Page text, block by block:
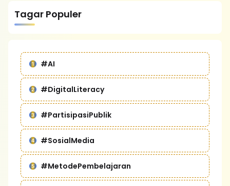
Tagar Populer
#AI
#DigitalLiteracy
#PartisipasiPublik
#SosialMedia
#MetodePembelajaran